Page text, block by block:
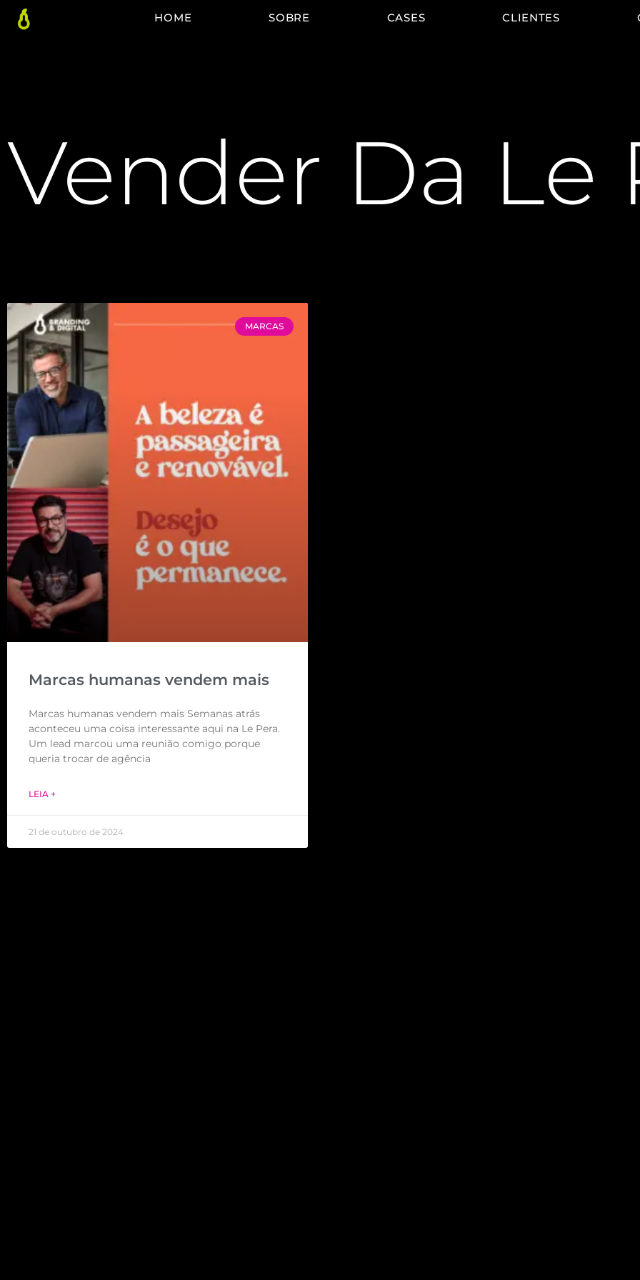
HOME SOBRE CASES CLIENTES
Vender Da Le
MARCAS
Marcas humanas vendem mais
Marcas humanas vendem mais Semanas atrás
aconteceu uma coisa interessante aqui na Le Pera.
Um lead marcou uma reunião comigo porque
queria trocar de agência
LEIA +
21 de outubro de 2024